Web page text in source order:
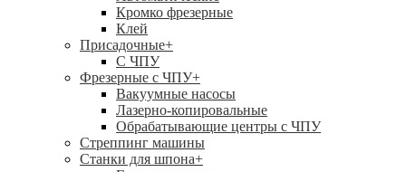
Кромко фрезерные
Клей
Присадочные+
С ЧПУ
Фрезерные с ЧПУ+
Вакуумные насосы
Лазерно-копировальные
Обрабатывающие центры с ЧПУ
Стреппинг машины
Станки для шпона+